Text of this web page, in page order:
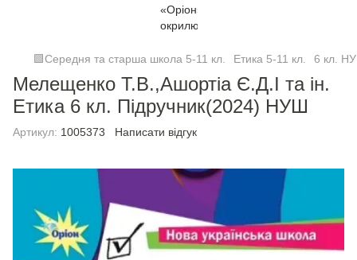
🟩Середня та старша школа 5-11 кл. Етика 5-11 кл. 6 кл.
Мелещенко Т.В.,Ашортіа Є.Д.I та ін.
Етика 6 кл. Підручник(2024) НУШ
Артикул: 1005373 Написати відгук